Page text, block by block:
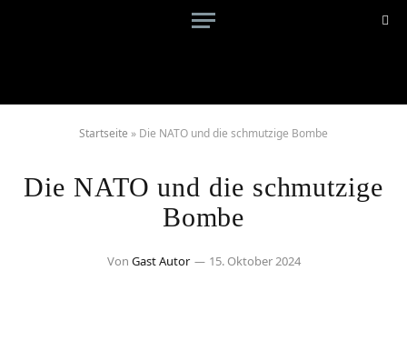
Startseite » Die NATO und die schmutzige Bombe
Die NATO und die schmutzige
Bombe
Von Gast Autor 15. Oktober 2024